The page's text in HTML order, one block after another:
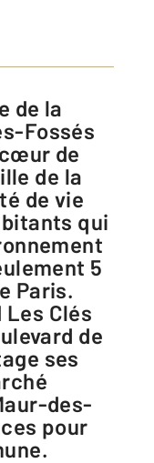
Fossés
de
de la
de vie
qui
5
Paris.
Les Clés
de
ses
des-
pour